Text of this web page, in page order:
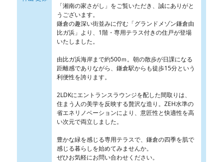
「湘南の家さがし」をご覧いただき、誠にありがと
うございます。
鎌倉の趣深い街並みに佇む「グランドメゾン鎌倉由
比ガ浜」より、1階・専用テラス付きの住戸が登場
いたしました。
由比ガ浜海岸まで約500ｍ。朝の散歩が日課になる
距離感でありながら、鎌倉駅からも徒歩15分という
利便性を誇ります。
2LDKにエントランスラウンジを配した間取りは、
住まう人の美学を反映する贅沢な造り。ZEH水準の
省エネリノベーションにより、意匠性と快適性を高
い次元で両立しました。
豊かな緑を感じる専用テラスで、鎌倉の四季を肌で
感じる暮らしを始めてみませんか。
ぜひお気軽にお問い合わせください。